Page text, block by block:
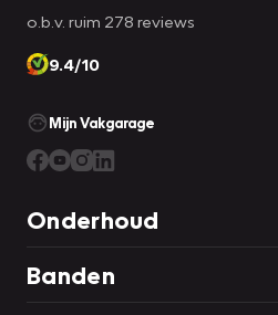
o.b.v. ruim 278 reviews
9.4/10
Mijn Vakgarage
Onderhoud
Banden